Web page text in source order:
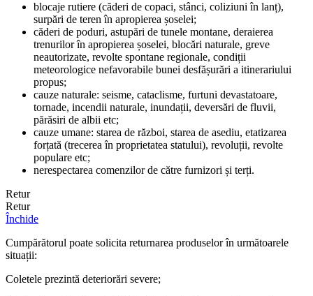
blocaje rutiere (căderi de copaci, stânci, coliziuni în lanț),
surpări de teren în apropierea șoselei;
căderi de poduri, astupări de tunele montane, deraierea
trenurilor în apropierea șoselei, blocări naturale, greve
neautorizate, revolte spontane regionale, condiții
meteorologice nefavorabile bunei desfășurări a itinerariului
propus;
cauze naturale: seisme, cataclisme, furtuni devastatoare,
tornade, incendii naturale, inundații, deversări de fluvii,
părăsiri de albii etc;
cauze umane: starea de război, starea de asediu, etatizarea
forțată (trecerea în proprietatea statului), revoluții, revolte
populare etc;
nerespectarea comenzilor de către furnizori și terți.
Retur
Retur
Închide
Cumpărătorul poate solicita returnarea produselor în următoarele
situații:
Coletele prezintă deteriorări severe;